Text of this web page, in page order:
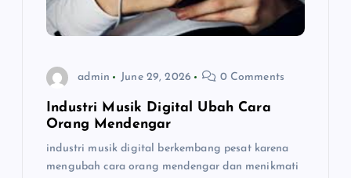
admin June 29, 2026 0 Comments
Industri Musik Digital Ubah Cara
Orang Mendengar
industri musik digital berkembang pesat karena
mengubah cara orang mendengar dan menikmati